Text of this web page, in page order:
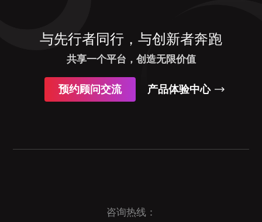
与先行者同行，与创新者奔跑
共享一个平台，创造无限价值
预约顾问交流 产品体验中心
咨询热线：